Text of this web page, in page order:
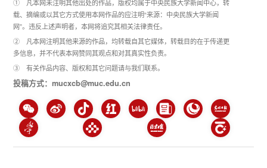
① 凡本网未注明其他出处的作品，版权均属于中央民族大学新闻中心，转
载、摘编或以其它方式使用本网作品的应注明“来源：中央民族大学新闻
网”。违反上述声明者，本网将追究其相关法律责任。
② 凡本网注明其他来源的作品，均转载自其它媒体，转载目的在于传递更
多信息，并不代表本网赞同其观点和对其真实性负责。
③ 有关作品内容、版权和其它问题请与我们联系。
投稿方式：mucxcb@muc.edu.cn